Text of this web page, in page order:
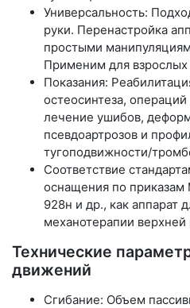
Универсальность:
руки. Перенастройка
простыми
Применим для взрослых
Показания:
остеосинтеза, операций
лечение ушибов,
псевдоартрозов и
тугоподвижности/
Соответствие
оснащения по
928н и др., как аппарат
механотерапии верхней
Технические
движений
Сгибание: Объем